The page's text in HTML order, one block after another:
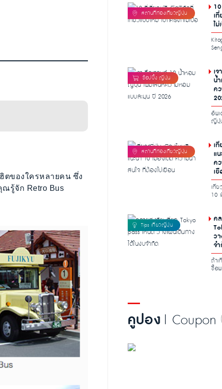
ตของใครหลายคน ซึ่ง
รู้จัก Retro Bus
เ
ไม่
เ
น้
ค
อัพ
ญี่ปุ่
เ
แ
ค
เ
เที่
10
ค
ว
จ
ถ้าเ
ซื้อ
คูปอง | Coupon